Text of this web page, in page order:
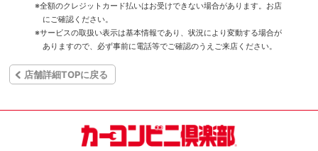
※全額のクレジットカード払いはお受けできない場合があります。お店
にご確認ください。
※サービスの取扱い表示は基本情報であり、状況により変動する場合が
ありますので、必ず事前に電話等でご確認のうえご来店ください。
店舗詳細TOPに戻る